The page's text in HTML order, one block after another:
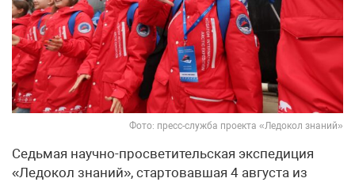
Фото: пресс-служба проекта «Ледокол знаний»
Седьмая научно-просветительская экспедиция
«Ледокол знаний», стартовавшая 4 августа из